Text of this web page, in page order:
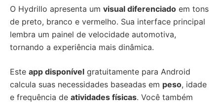
O Hydrillo apresenta um visual diferenciado em tons
de preto, branco e vermelho. Sua interface principal
lembra um painel de velocidade automotiva,
tornando a experiência mais dinâmica.
Este app disponível gratuitamente para Android
calcula suas necessidades baseadas em peso, idade
e frequência de atividades físicas. Você também